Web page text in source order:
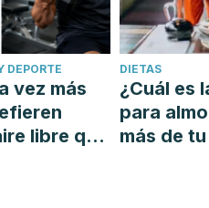
DEPORTE
vez más
libre que
DIETAS
¿Cuál es
para
más de